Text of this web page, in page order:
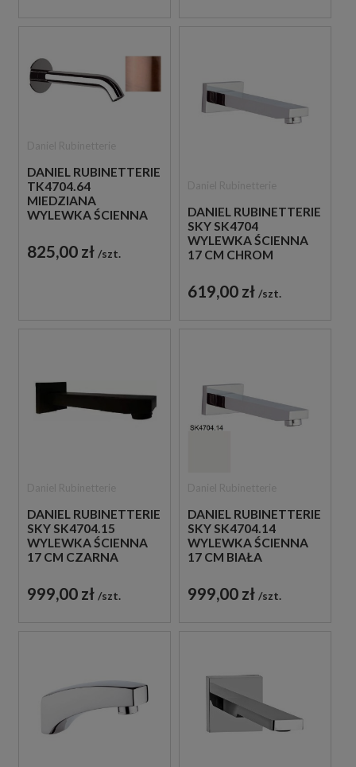
DANIEL RUBINETTERIE
TK4704.64
MIEDZIANA
WYLEWKA ŚCIENNA
825,00 zł szt.
DANIEL RUBINETTERIE
SKY SK4704
WYLEWKA ŚCIENNA
17 CM CHROM
619,00 zł szt.
DANIEL RUBINETTERIE
SKY SK4704.15
WYLEWKA ŚCIENNA
17 CM CZARNA
999,00 zł szt.
DANIEL RUBINETTERIE
SKY SK4704.14
WYLEWKA ŚCIENNA
17 CM BIAŁA
999,00 zł szt.